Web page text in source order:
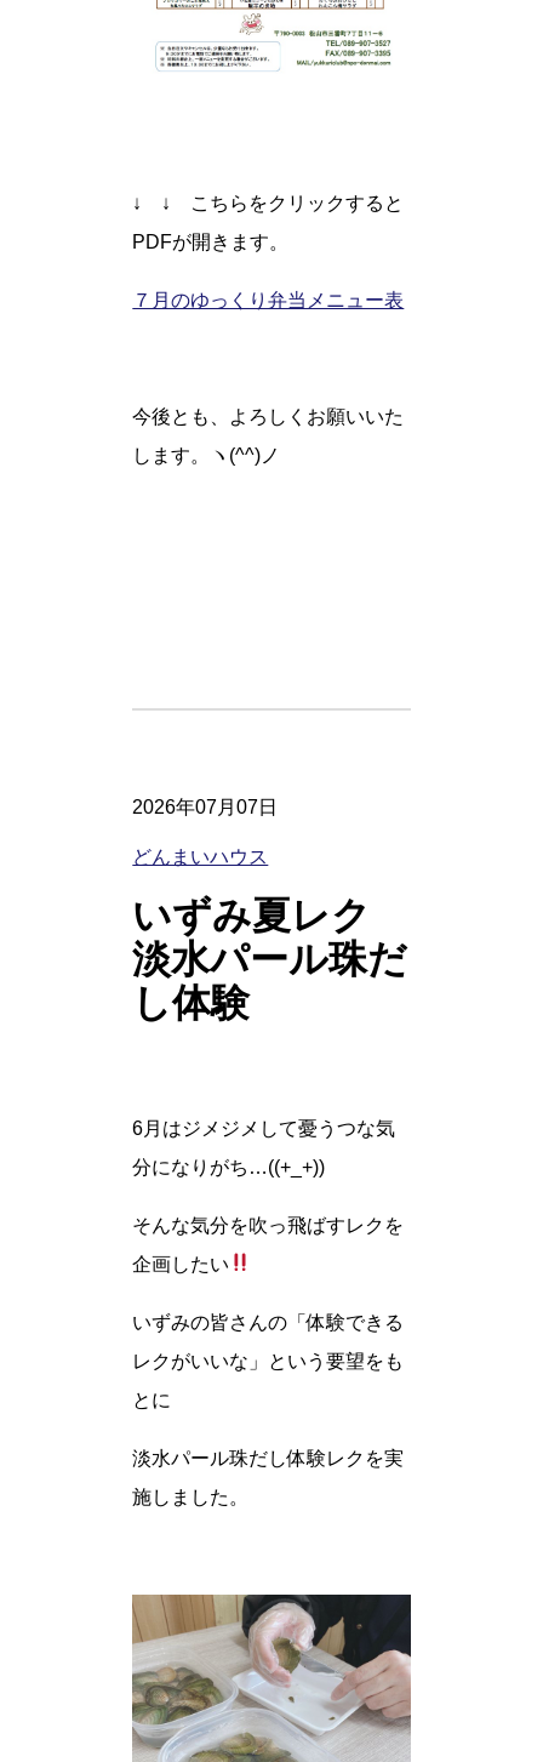
↓ ↓ こちらをクリックすると
PDFが開きます。
７月のゆっくり弁当メニュー表
今後とも、よろしくお願いいた
します。ヽ(^^)ノ
2026年07月07日
どんまいハウス
いずみ夏レク
淡水パール珠だ
し体験
6月はジメジメして憂うつな気
分になりがち…((+_+))
そんな気分を吹っ飛ばすレクを
企画したい
いずみの皆さんの「体験できる
レクがいいな」という要望をも
とに
淡水パール珠だし体験レクを実
施しました。